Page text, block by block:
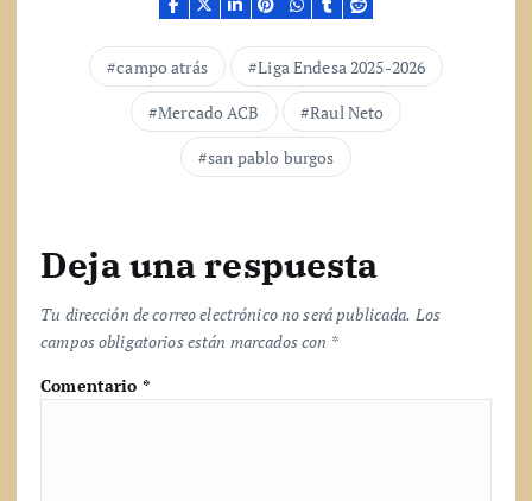
campo atrás
Liga Endesa 2025-2026
Mercado ACB
Raul Neto
san pablo burgos
Deja una respuesta
Tu dirección de correo electrónico no será publicada. Los
campos obligatorios están marcados con *
Comentario *